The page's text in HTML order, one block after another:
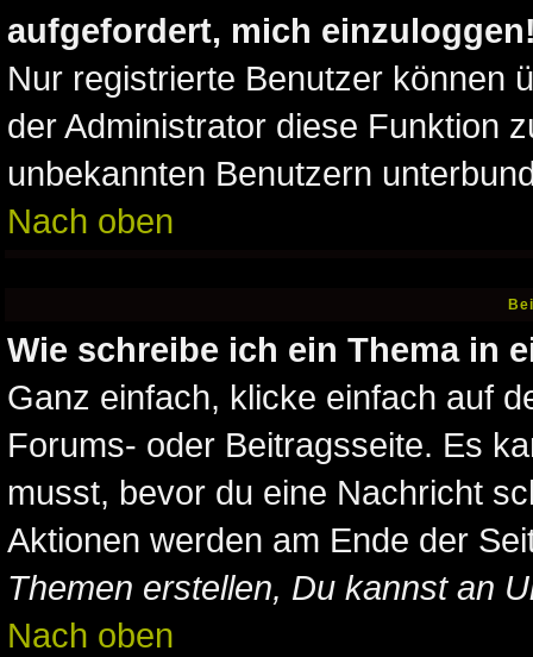
aufgefordert, mich
Nur registrierte Benutzer können
der Administrator diese Funktion
unbekannten Benutzern
Nach oben
Wie schreibe ich ein Thema in
Ganz einfach, klicke einfach auf
Forums- oder Beitragsseite. Es
musst, bevor du eine Nachricht
Aktionen werden am Ende der
Themen erstellen, Du kannst an
Nach oben